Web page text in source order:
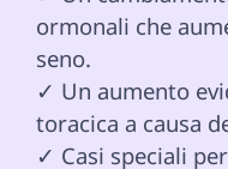
ormonali che
seno.
✓ Un aumento
toracica a causa
✓ Casi speciali